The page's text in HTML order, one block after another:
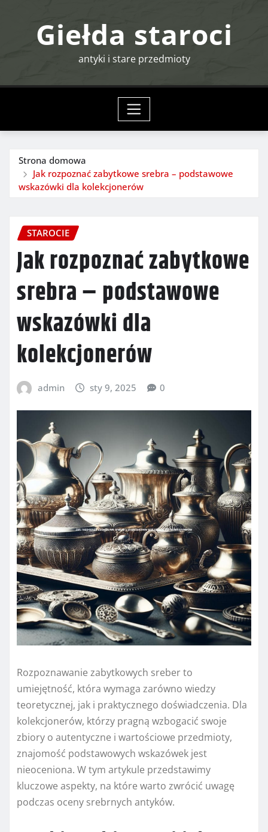
Giełda staroci
antyki i stare przedmioty
Strona domowa
Jak rozpoznać zabytkowe srebra – podstawowe
wskazówki dla kolekcjonerów
STAROCIE
Jak rozpoznać zabytkowe
srebra – podstawowe
wskazówki dla
kolekcjonerów
admin sty 9, 2025 0
Rozpoznawanie zabytkowych sreber to
umiejętność, która wymaga zarówno wiedzy
teoretycznej, jak i praktycznego doświadczenia. Dla
kolekcjonerów, którzy pragną wzbogacić swoje
zbiory o autentyczne i wartościowe przedmioty,
znajomość podstawowych wskazówek jest
nieoceniona. W tym artykule przedstawimy
kluczowe aspekty, na które warto zwrócić uwagę
podczas oceny srebrnych antyków.